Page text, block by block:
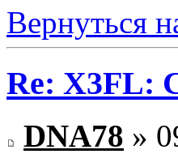
Вернуться
Re: X3FL:
DNA78 »